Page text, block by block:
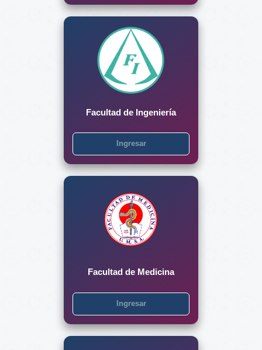
Facultad de Ingeniería
Ingresar
Facultad de Medicina
Ingresar